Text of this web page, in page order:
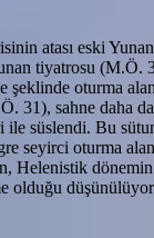
atası eski
tiyatrosu (M.Ö.
şeklinde oturma
31), sahne daha
ile süslendi. Bu
seyirci oturma
Helenistik
olduğu